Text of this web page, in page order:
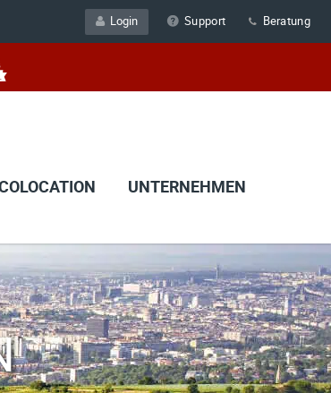
Support Beratung
Login
UNTERNEHMEN